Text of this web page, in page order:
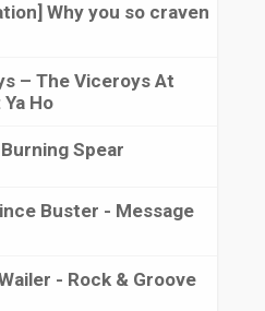
Why you so craven
‎– The Viceroys At
Ho
Spear
Buster - Message
- Rock & Groove